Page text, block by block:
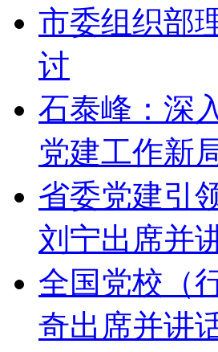
市委组织部
讨
石泰峰：深
党建工作新
省委党建引
刘宁出席并
全国党校（
奇出席并讲